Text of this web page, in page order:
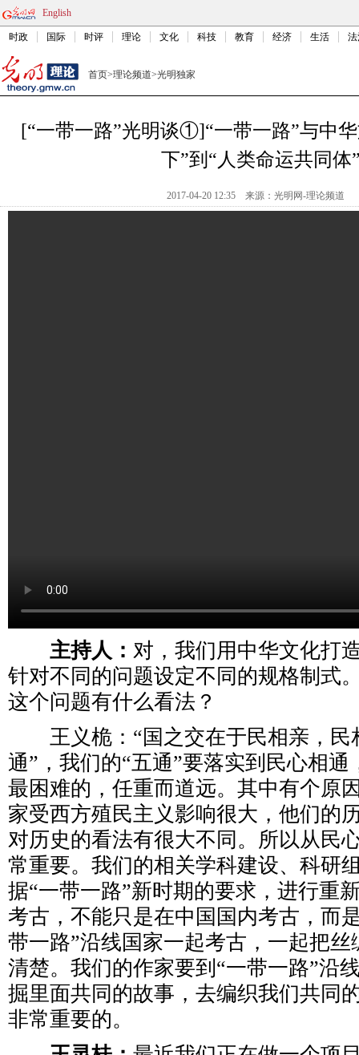
English
时政 国际 时评 理论 文化 科技 教育 经济 生活
首页>理论频道>光明独家
[“一带一路”光明谈①]“一带一路”与中
下”到“人类命运共同体
2017-04-20 12:35 来源：光明网-理论频道
主持人： 对，我们用中华文化打
针对不同的问题设定不同的规格制式
这个问题有什么看法？
王义桅：“国之交在于民相亲，民
通”，我们的“五通”要落实到民心相通
最困难的，任重而道远。其中有个原
家受西方殖民主义影响很大，他们的
对历史的看法有很大不同。所以从民
常重要。我们的相关学科建设、科研
据“一带一路”新时期的要求，进行重
考古，不能只是在中国国内考古，而
带一路”沿线国家一起考古，一起把丝
清楚。我们的作家要到“一带一路”沿
掘里面共同的故事，去编织我们共同
非常重要的。